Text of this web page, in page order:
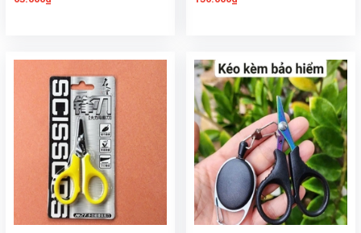
Lang Ủ Bơ sữa Hàng Loại 1